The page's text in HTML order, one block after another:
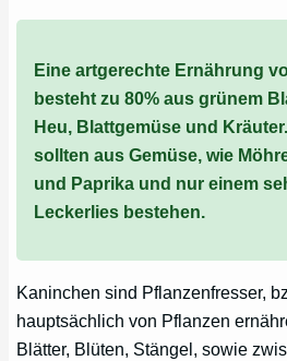
Eine artgerechte Ernährung
besteht zu 80% aus grünem
Heu, Blattgemüse und
sollten aus Gemüse, wie
und Paprika und nur einem
Leckerlies bestehen.
Kaninchen sind Pflanzenfresser,
hauptsächlich von Pflanzen
Blätter, Blüten, Stängel, sowie